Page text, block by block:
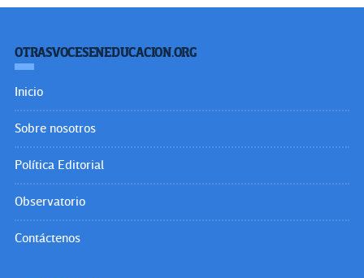
OTRASVOCESENEDUCACION.ORG
Inicio
Sobre nosotros
Política Editorial
Observatorio
Contáctenos